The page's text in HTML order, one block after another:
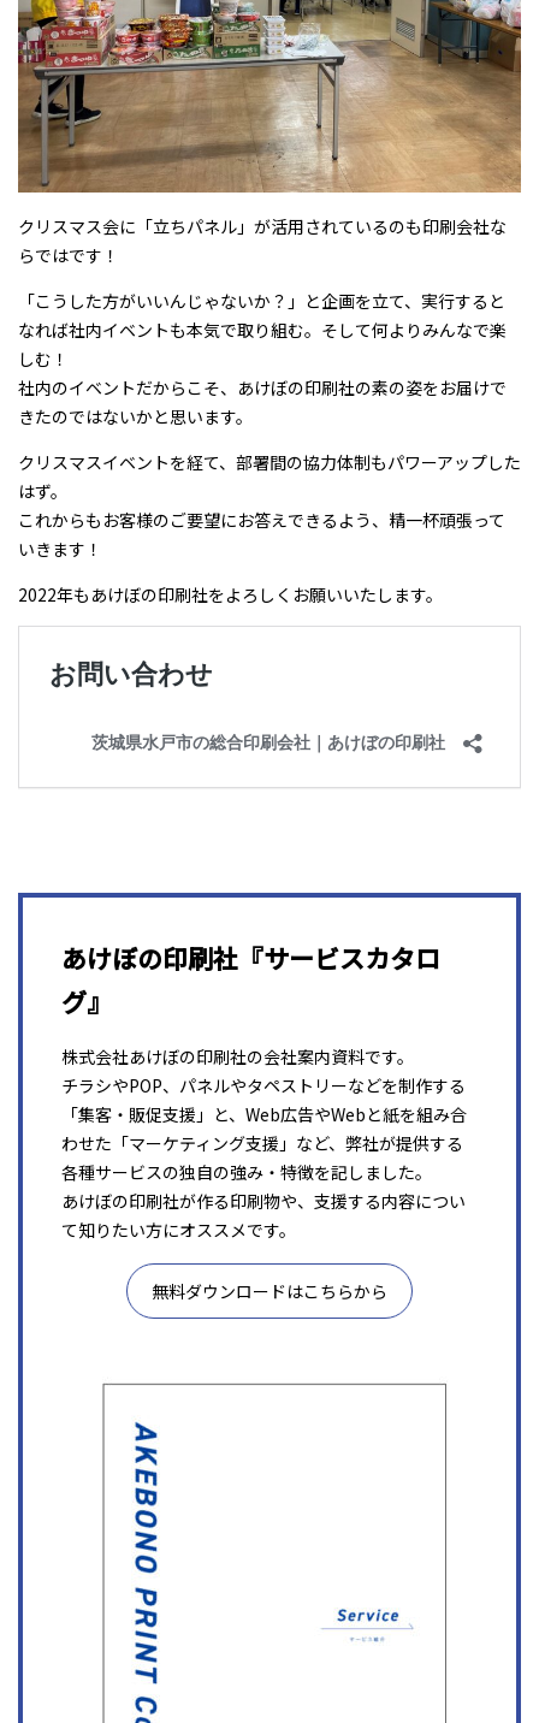
クリスマス会に「立ちパネル」が活用されているのも印刷会社な
らではです！
「こうした方がいいんじゃないか？」と企画を立て、実行すると
なれば社内イベントも本気で取り組む。そして何よりみんなで楽
しむ！
社内のイベントだからこそ、あけぼの印刷社の素の姿をお届けで
きたのではないかと思います。
クリスマスイベントを経て、部署間の協力体制もパワーアップした
はず。
これからもお客様のご要望にお答えできるよう、精一杯頑張って
いきます！
2022年もあけぼの印刷社をよろしくお願いいたします。
あけぼの印刷社『サービスカタロ
グ』
株式会社あけぼの印刷社の会社案内資料です。
チラシやPOP、パネルやタペストリーなどを制作する
「集客・販促支援」と、Web広告やWebと紙を組み合
わせた「マーケティング支援」など、弊社が提供する
各種サービスの独自の強み・特徴を記しました。
あけぼの印刷社が作る印刷物や、支援する内容につい
て知りたい方にオススメです。
無料ダウンロードはこちらから